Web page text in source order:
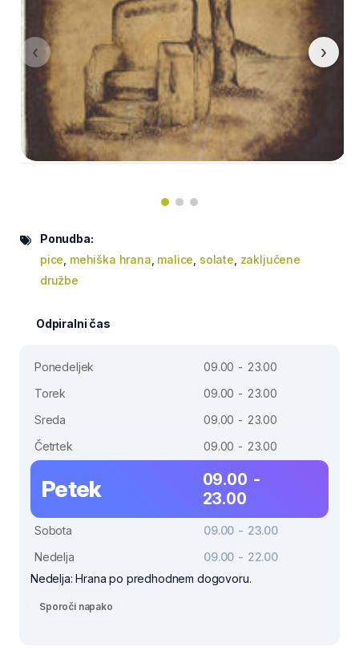
‹ ›
Ponudba:
pice mehiška hrana malice solate zaključene
družbe
Odpiralni čas
Ponedeljek
09.00 - 23.00
Torek
09.00 - 23.00
Sreda
09.00 - 23.00
Četrtek
09.00 - 23.00
Petek
09.00 -
23.00
Sobota
09.00 - 23.00
Nedelja
09.00 - 22.00
Nedelja: Hrana po predhodnem dogovoru.
Sporoči napako